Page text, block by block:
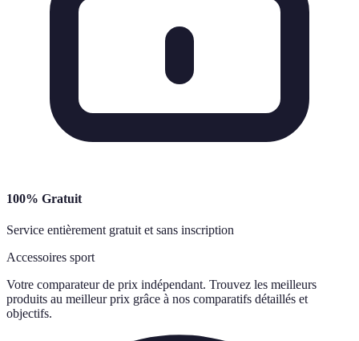
100% Gratuit
Service entièrement gratuit et sans inscription
Accessoires sport
Votre comparateur de prix indépendant. Trouvez les meilleurs
produits au meilleur prix grâce à nos comparatifs détaillés et
objectifs.